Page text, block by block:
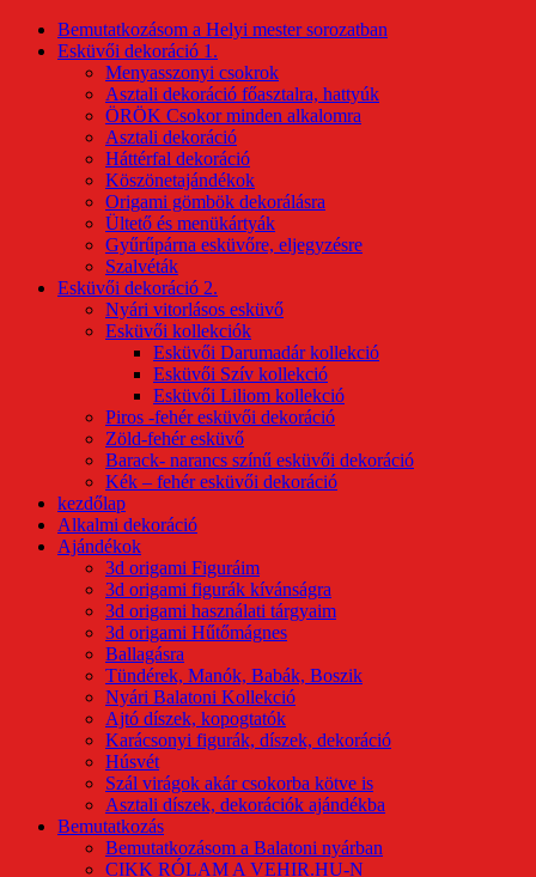
Bemutatkozásom a Helyi mester sorozatban
Esküvői dekoráció 1.
Menyasszonyi csokrok
Asztali dekoráció főasztalra, hattyúk
ÖRÖK Csokor minden alkalomra
Asztali dekoráció
Háttérfal dekoráció
Köszönetajándékok
Origami gömbök dekorálásra
Ültető és menükártyák
Gyűrűpárna esküvőre, eljegyzésre
Szalvéták
Esküvői dekoráció 2.
Nyári vitorlásos esküvő
Esküvői kollekciók
Esküvői Darumadár kollekció
Esküvői Szív kollekció
Esküvői Liliom kollekció
Piros -fehér esküvői dekoráció
Zöld-fehér esküvő
Barack- narancs színű esküvői dekoráció
Kék – fehér esküvői dekoráció
kezdőlap
Alkalmi dekoráció
Ajándékok
3d origami Figuráim
3d origami figurák kívánságra
3d origami használati tárgyaim
3d origami Hűtőmágnes
Ballagásra
Tündérek, Manók, Babák, Boszik
Nyári Balatoni Kollekció
Ajtó díszek, kopogtatók
Karácsonyi figurák, díszek, dekoráció
Húsvét
Szál virágok akár csokorba kötve is
Asztali díszek, dekorációk ajándékba
Bemutatkozás
Bemutatkozásom a Balatoni nyárban
CIKK RÓLAM A VEHIR.HU-N